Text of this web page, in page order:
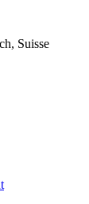
Suisse